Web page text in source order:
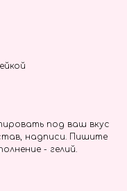
под ваш вкус
надписи. Пишите
- гелий.